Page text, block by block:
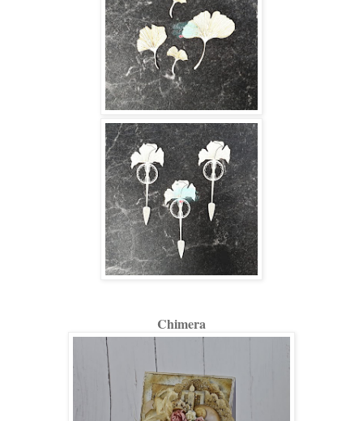
Chimera